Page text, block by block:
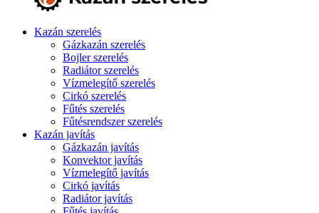
Kazán szerelés
Gázkazán szerelés
Bojler szerelés
Radiátor szerelés
Vízmelegítő szerelés
Cirkó szerelés
Fűtés szerelés
Fűtésrendszer szerelés
Kazán javítás
Gázkazán javítás
Konvektor javítás
Vízmelegítő javítás
Cirkó javítás
Radiátor javítás